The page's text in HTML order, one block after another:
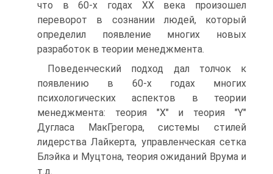
что в 60-х годах XX века произошел
переворот в сознании людей, который
определил появление многих новых
разработок в теории менеджмента.
Поведенческий подход дал толчок к
появлению в 60-х годах многих
психологических аспектов в теории
менеджмента: теория "X" и теория "Y"
Дугласа МакГрегора, системы стилей
лидерства Лайкерта, управленческая сетка
Блэйка и Муцтона, теория ожиданий Врума и
т.д.